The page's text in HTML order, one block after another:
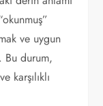
ve uygun
Bu durum,
karşılıklı